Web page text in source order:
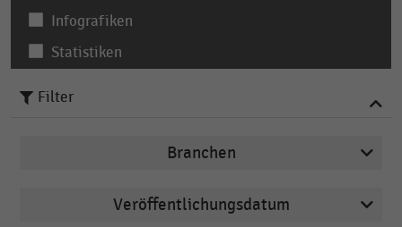
Infografiken
Statistiken
Filter
Branchen
Veröffentlichungsdatum